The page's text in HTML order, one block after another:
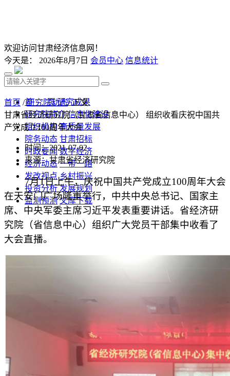
欢迎访问甘肃经济信息网！
今天是： 2026年8月7日 会员中心 信息统计
首 页 研究成果
研究院简介 信息化建设
组织机构 高质量发展
院务动态 甘肃招标
时政要闻 数字经济
经济动态 一带一路
发改视点 乡村振兴
投资分析 发展规划
监测预测 文库下载
首页 /研究院动态/ 正文
甘肃省经济研究院（甘肃省信息中心） 组织收看庆祝中国共
产党成立100周年大会
时间：2021-07-02
来源：甘肃省经济研究院
7月1日上午，庆祝中国共产党成立100周年大会
在天安门广场隆重举行，中共中央总书记、国家主
席、中央军委主席习近平发表重要讲话。省经济研
究院（省信息中心）组织广大党员干部集中收看了
大会直播。